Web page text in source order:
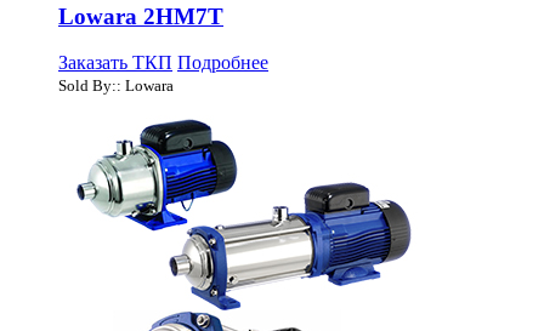
Lowara 2HM7T
Заказать ТКП Подробнее
Sold By:: Lowara